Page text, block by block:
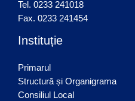
Tel. 0233 241018
Fax. 0233 241454
Instituție
Primarul
Structură și Organigrama
Consiliul Local